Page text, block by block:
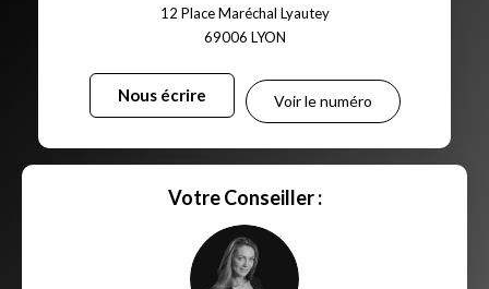
12 Place Maréchal Lyautey
69006 LYON
Nous écrire Voir le numéro
Votre Conseiller :